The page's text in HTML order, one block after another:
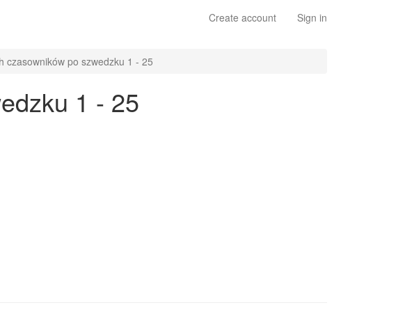
Create account Sign in
czasowników po szwedzku 1 - 25
1 - 25